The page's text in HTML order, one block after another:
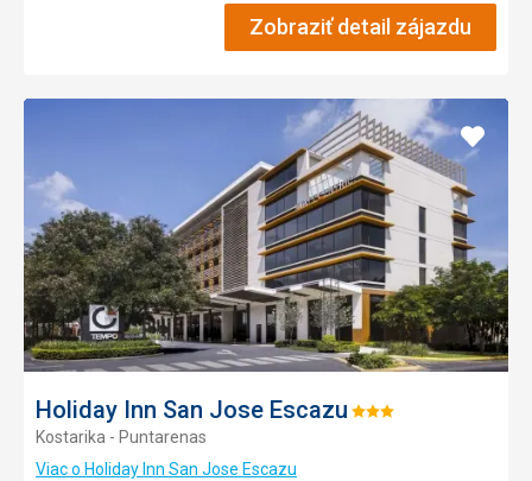
Zobraziť detail zájazdu
Holiday Inn San Jose Escazu Hodnotenie:
Kostarika - Puntarenas
Viac o Holiday Inn San Jose Escazu
Pridať